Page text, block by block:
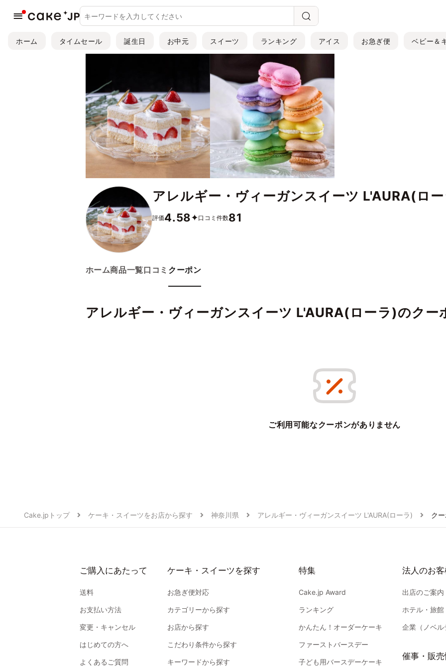
ホーム タイムセール 誕生日 お中元 スイーツ ランキング アイス お急ぎ便 ベビー＆
アレルギー・ヴィーガンスイーツ L'AURA(ロ
評価4.58 口コミ件数81
ホーム商品一覧口コミ クーポン
アレルギー・ヴィーガンスイーツ L'AURA(ローラ)のクー
ご利用可能なクーポンがありません
Cake.jpトップ ケーキ・スイーツをお店から探す 神奈川県 アレルギー・ヴィーガンスイーツ L'AURA(ローラ) ク
ご購入にあたって
送料
お支払い方法
変更・キャンセル
はじめての方へ
よくあるご質問
ケーキ・スイーツを探す
お急ぎ便対応
カテゴリーから探す
お店から探す
こだわり条件から探す
キーワードから探す
特集
Cake.jp Award
ランキング
かんたん！オーダーケーキ
ファーストバースデー
子ども用バースデーケーキ
法人のお
出店のご案内
ホテル・旅館
企業（ノベ
催事・販